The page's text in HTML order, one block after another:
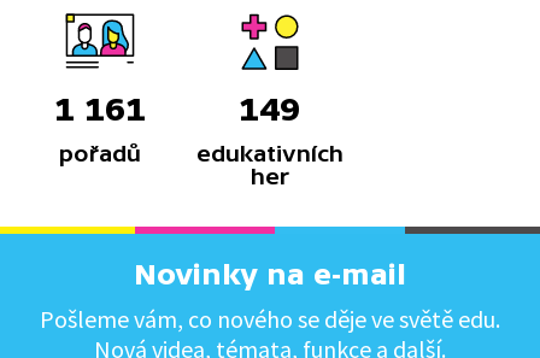
1 161
pořadů
149
edukativních
her
Novinky na e-mail
Pošleme vám, co nového se děje ve světě edu.
Nová videa, témata, funkce a další.